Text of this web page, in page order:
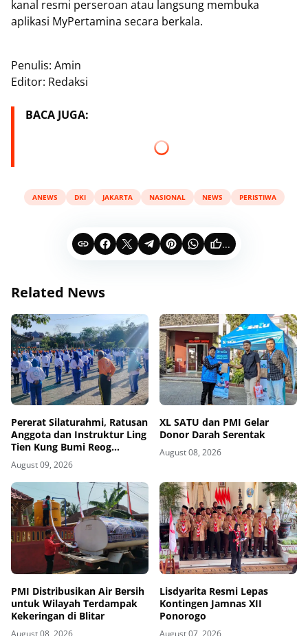
kanal resmi perseroan atau langsung membuka
aplikasi MyPertamina secara berkala.
Penulis: Amin
Editor: Redaksi
BACA JUGA:
ANEWS DKI JAKARTA NASIONAL NEWS PERISTIWA
...
Related News
Pererat Silaturahmi, Ratusan
Anggota dan Instruktur Ling
Tien Kung Bumi Reog
Ponorogo Gelar Latihan
Bersama di Embung Pakel
August 09, 2026
XL SATU dan PMI Gelar
Donor Darah Serentak
August 08, 2026
PMI Distribusikan Air Bersih
untuk Wilayah Terdampak
Kekeringan di Blitar
August 08, 2026
Lisdyarita Resmi Lepas
Kontingen Jamnas XII
Ponorogo
August 07, 2026